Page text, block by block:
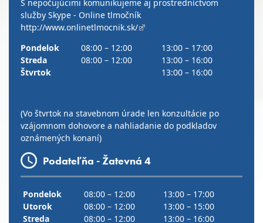
S nepočujúcimi komunikujeme aj prostredníctvom
služby Skype - Online tlmočník
http://www.onlinetlmocnik.sk/
Pondelok
08:00 – 12:00
13:00 – 17:00
Streda
08:00 – 12:00
13:00 – 16:00
Štvrtok
13:00 – 16:00
(Vo štvrtok na stavebnom úrade len konzultácie po
vzájomnom dohovore a nahliadanie do podkladov
oznámených konaní)
Podateľňa - Žatevná 4
Pondelok 08:00 – 12:00
13:00 – 17:00
Utorok
08:00 – 12:00
13:00 – 15:00
Streda
08:00 – 12:00 13:00 – 16:00